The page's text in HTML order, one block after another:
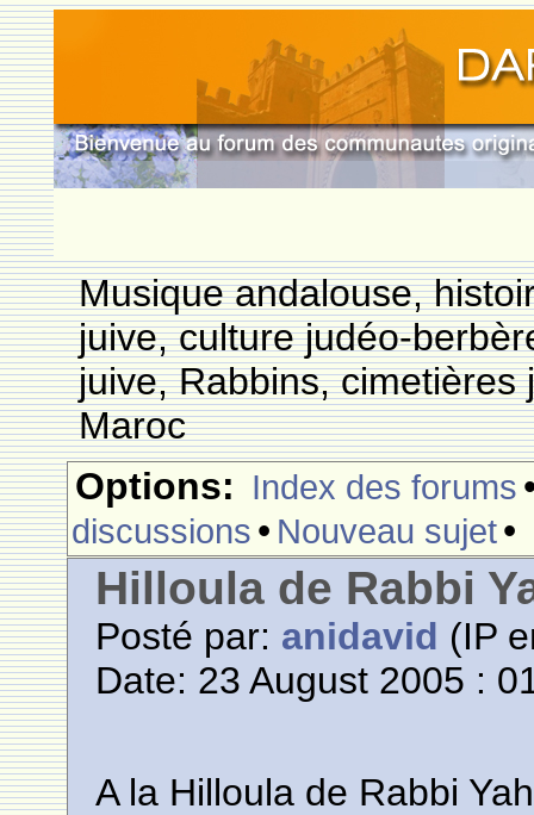
Musique andalouse,
juive, culture judéo-
juive, Rabbins,
Maroc
Options: Index des forums
discussions • Nouveau sujet•
Hilloula de Rabbi
Posté par: anidavid (IP
Date: 23 August 2005 :
A la Hilloula de Rabbi